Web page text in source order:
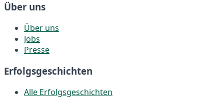
Über uns
Über uns
Jobs
Presse
Erfolgsgeschichten
Alle Erfolgsgeschichten